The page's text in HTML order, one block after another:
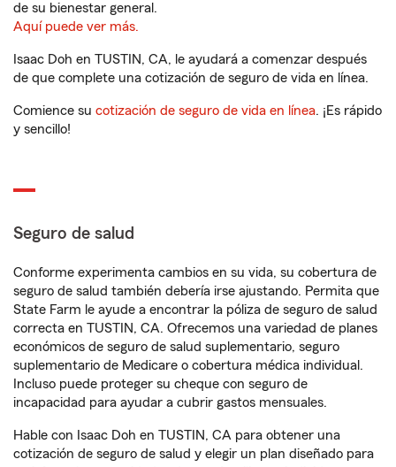
de su bienestar general.
Aquí puede ver más.
Isaac Doh en TUSTIN, CA, le ayudará a comenzar después
de que complete una cotización de seguro de vida en línea.
Comience su cotización de seguro de vida en línea. ¡Es rápido
y sencillo!
Seguro de salud
Conforme experimenta cambios en su vida, su cobertura de
seguro de salud también debería irse ajustando. Permita que
State Farm le ayude a encontrar la póliza de seguro de salud
correcta en TUSTIN, CA. Ofrecemos una variedad de planes
económicos de seguro de salud suplementario, seguro
suplementario de Medicare o cobertura médica individual.
Incluso puede proteger su cheque con seguro de
incapacidad para ayudar a cubrir gastos mensuales.
Hable con Isaac Doh en TUSTIN, CA para obtener una
cotización de seguro de salud y elegir un plan diseñado para